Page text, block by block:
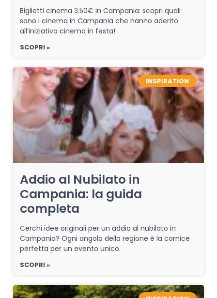
Biglietti cinema 3.50€ in Campania: scopri quali
sono i cinema in Campania che hanno aderito
all’iniziativa cinema in festa!
SCOPRI »
INSPIRATION
Addio al Nubilato in
Campania: la guida
completa
Cerchi idee originali per un addio al nubilato in
Campania? Ogni angolo della regione è la cornice
perfetta per un evento unico.
SCOPRI »